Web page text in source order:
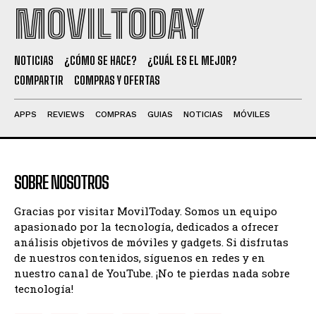
MOVILTODAY
NOTICIAS ¿CÓMO SE HACE?
¿CUÁL ES EL MEJOR?
COMPARTIR
COMPRAS Y OFERTAS
APPS REVIEWS COMPRAS GUIAS NOTICIAS MÓVILES
SOBRE NOSOTROS
Gracias por visitar MovilToday. Somos un equipo
apasionado por la tecnología, dedicados a ofrecer
análisis objetivos de móviles y gadgets. Si disfrutas
de nuestros contenidos, síguenos en redes y en
nuestro canal de YouTube. ¡No te pierdas nada sobre
tecnología!